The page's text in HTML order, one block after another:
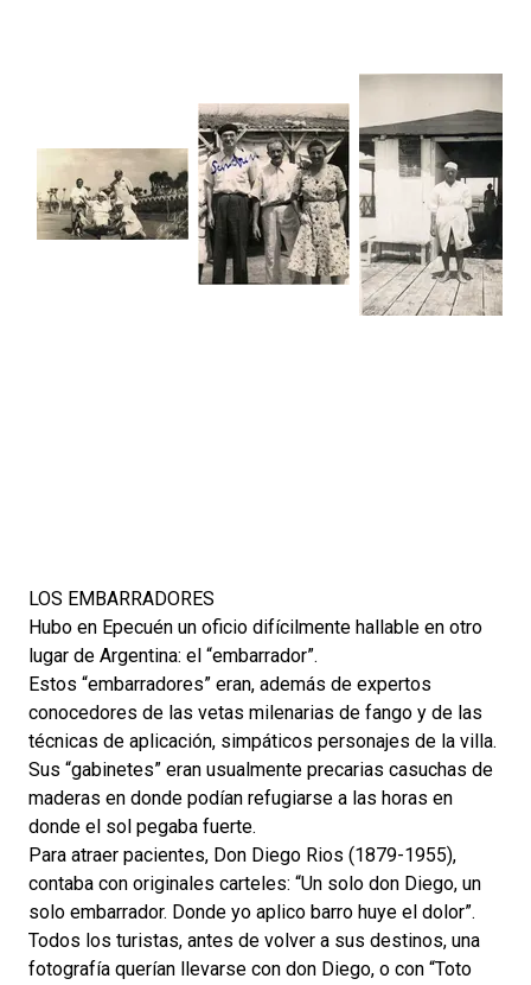
LOS EMBARRADORES
Hubo en Epecuén un oficio difícilmente hallable en otro
lugar de Argentina: el “embarrador”.
Estos “embarradores” eran, además de expertos
conocedores de las vetas milenarias de fango y de las
técnicas de aplicación, simpáticos personajes de la villa.
Sus “gabinetes” eran usualmente precarias casuchas de
maderas en donde podían refugiarse a las horas en
donde el sol pegaba fuerte.
Para atraer pacientes, Don Diego Rios (1879-1955),
contaba con originales carteles: “Un solo don Diego, un
solo embarrador. Donde yo aplico barro huye el dolor”.
Todos los turistas, antes de volver a sus destinos, una
fotografía querían llevarse con don Diego, o con “Toto